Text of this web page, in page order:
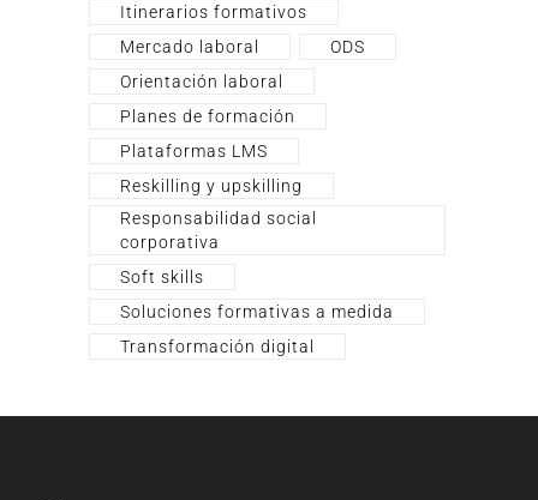
Itinerarios formativos
Mercado laboral
ODS
Orientación laboral
Planes de formación
Plataformas LMS
Reskilling y upskilling
Responsabilidad social
corporativa
Soft skills
Soluciones formativas a medida
Transformación digital